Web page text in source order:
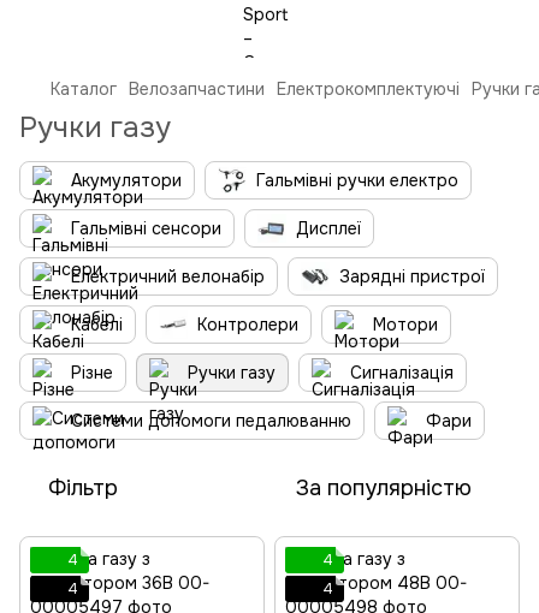
Каталог Велозапчастини Електрокомплектуючі Ручки
Ручки газу
Акумулятори Гальмівні ручки електро
Гальмівні сенсори Дисплеї
Електричний велонабір Зарядні пристрої
Кабелі Контролери Мотори
Різне Ручки газу Сигналізація
Системи допомоги педалюванню Фари
Фільтр За популярністю
4
4
4
4